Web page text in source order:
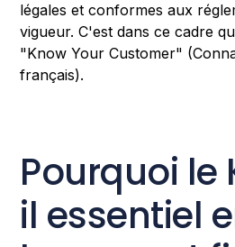
légales et conformes aux
vigueur. C'est dans ce cadre
"Know Your Customer"
français).
Pourquoi le
il essentiel